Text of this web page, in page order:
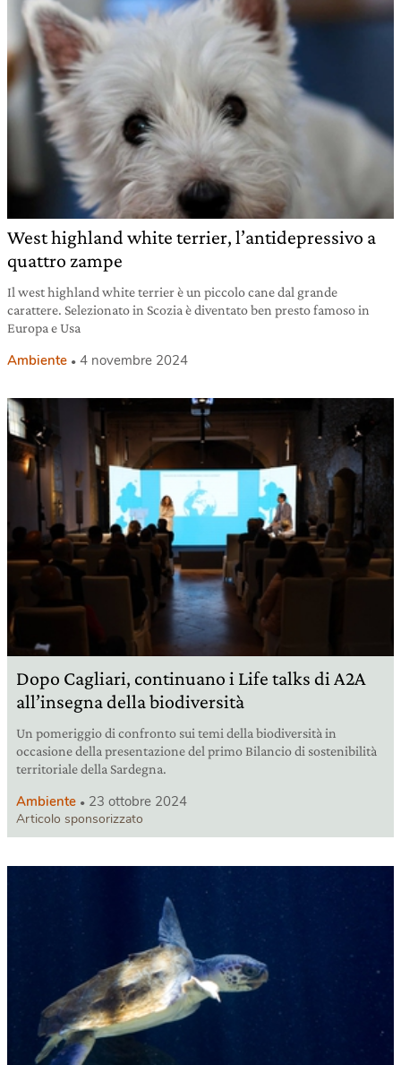
West highland white terrier, l’antidepressivo a
quattro zampe
Il west highland white terrier è un piccolo cane dal grande
carattere. Selezionato in Scozia è diventato ben presto famoso in
Europa e Usa
Ambiente 4 novembre 2024
Dopo Cagliari, continuano i Life talks di A2A
all’insegna della biodiversità
Un pomeriggio di confronto sui temi della biodiversità in
occasione della presentazione del primo Bilancio di sostenibilità
territoriale della Sardegna.
Ambiente 23 ottobre 2024
Articolo sponsorizzato